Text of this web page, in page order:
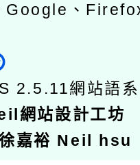
Google、
2.5.11網站語
網站設計工坊
嘉裕 Neil hsu